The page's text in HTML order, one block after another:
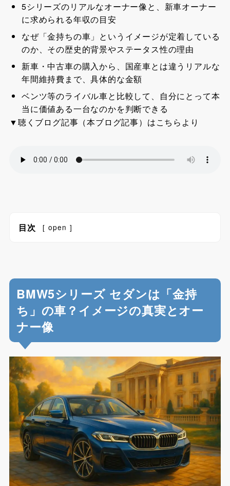
5シリーズのリアルなオーナー像と、新車オーナー
に求められる年収の目安
なぜ「金持ちの車」というイメージが定着している
のか、その歴史的背景やステータス性の理由
新車・中古車の購入から、国産車とは違うリアルな
年間維持費まで、具体的な金額
ベンツ等のライバル車と比較して、自分にとって本
当に価値ある一台なのかを判断できる
▼聴くブログ記事（本ブログ記事）はこちらより
目次 [ open ]
BMW5シリーズ セダンは「金持
ち」の車？イメージの真実とオー
ナー像